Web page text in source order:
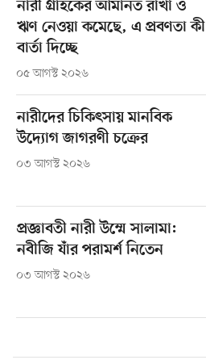
নারী গ্রাহকের আমানত রাখা ও
ঋণ নেওয়া কমেছে, এ প্রবণতা কী
বার্তা দিচ্ছে
০৫ আগস্ট ২০২৬
নারীদের চিকিৎসায় মানবিক
উদ্যোগ জাগরণী চক্রের
০৩ আগস্ট ২০২৬
প্রজ্ঞাবতী নারী উম্মে সালামা:
নবীজি যাঁর পরামর্শ নিতেন
০৩ আগস্ট ২০২৬